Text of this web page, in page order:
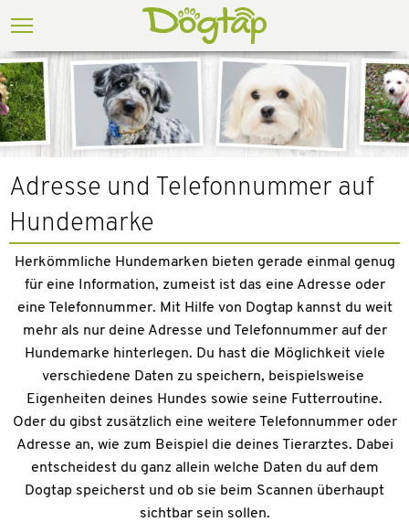
Adresse und Telefonnummer auf
Hundemarke
Herkömmliche Hundemarken bieten gerade einmal genug
für eine Information, zumeist ist das eine Adresse oder
eine Telefonnummer. Mit Hilfe von Dogtap kannst du weit
mehr als nur deine Adresse und Telefonnummer auf der
Hundemarke hinterlegen. Du hast die Möglichkeit viele
verschiedene Daten zu speichern, beispielsweise
Eigenheiten deines Hundes sowie seine Futterroutine.
Oder du gibst zusätzlich eine weitere Telefonnummer oder
Adresse an, wie zum Beispiel die deines Tierarztes. Dabei
entscheidest du ganz allein welche Daten du auf dem
Dogtap speicherst und ob sie beim Scannen überhaupt
sichtbar sein sollen.